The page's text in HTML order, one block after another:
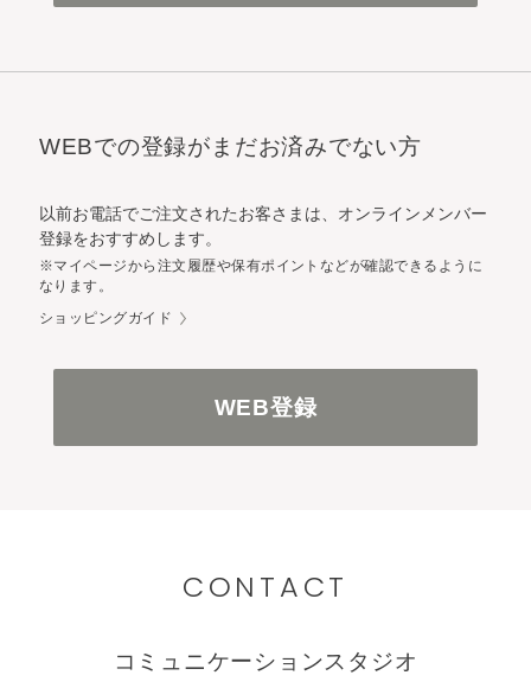
WEBでの登録がまだお済みでない方
以前お電話でご注文されたお客さまは、オンラインメンバー
登録をおすすめします。
※マイページから注文履歴や保有ポイントなどが確認できるように
なります。
ショッピングガイド
WEB登録
CONTACT
コミュニケーションスタジオ